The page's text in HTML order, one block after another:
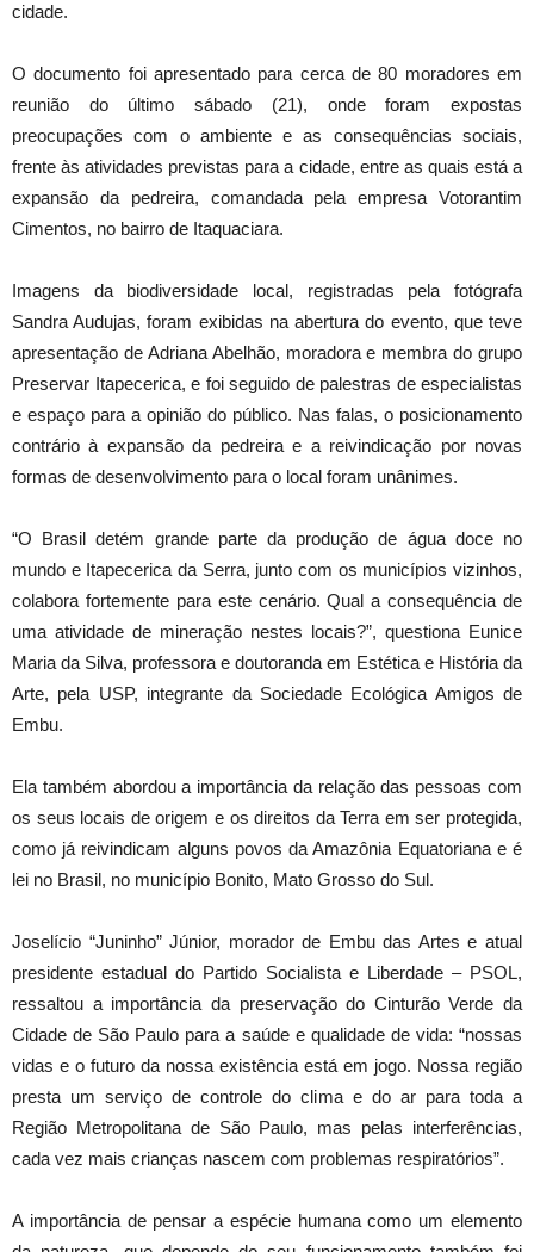
cidade.
O documento foi apresentado para cerca de 80 moradores em
reunião do último sábado (21), onde foram expostas
preocupações com o ambiente e as consequências sociais,
frente às atividades previstas para a cidade, entre as quais está a
expansão da pedreira, comandada pela empresa Votorantim
Cimentos, no bairro de Itaquaciara.
Imagens da biodiversidade local, registradas pela fotógrafa
Sandra Audujas, foram exibidas na abertura do evento, que teve
apresentação de Adriana Abelhão, moradora e membra do grupo
Preservar Itapecerica, e foi seguido de palestras de especialistas
e espaço para a opinião do público. Nas falas, o posicionamento
contrário à expansão da pedreira e a reivindicação por novas
formas de desenvolvimento para o local foram unânimes.
“O Brasil detém grande parte da produção de água doce no
mundo e Itapecerica da Serra, junto com os municípios vizinhos,
colabora fortemente para este cenário. Qual a consequência de
uma atividade de mineração nestes locais?”, questiona Eunice
Maria da Silva, professora e doutoranda em Estética e História da
Arte, pela USP, integrante da Sociedade Ecológica Amigos de
Embu.
Ela também abordou a importância da relação das pessoas com
os seus locais de origem e os direitos da Terra em ser protegida,
como já reivindicam alguns povos da Amazônia Equatoriana e é
lei no Brasil, no município Bonito, Mato Grosso do Sul.
Joselício “Juninho” Júnior, morador de Embu das Artes e atual
presidente estadual do Partido Socialista e Liberdade – PSOL,
ressaltou a importância da preservação do Cinturão Verde da
Cidade de São Paulo para a saúde e qualidade de vida: “nossas
vidas e o futuro da nossa existência está em jogo. Nossa região
presta um serviço de controle do clima e do ar para toda a
Região Metropolitana de São Paulo, mas pelas interferências,
cada vez mais crianças nascem com problemas respiratórios”.
A importância de pensar a espécie humana como um elemento